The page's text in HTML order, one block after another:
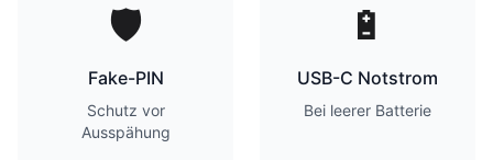
🛡️
Fake-PIN
Schutz vor
Ausspähung
🔋
USB-C Notstrom
Bei leerer Batterie